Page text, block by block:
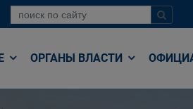
ОРГАНЫ ВЛАСТИ